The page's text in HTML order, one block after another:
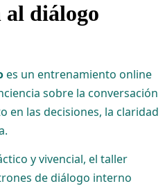
al diálogo
es un entrenamiento online
sobre la conversación
en las decisiones, la claridad
y vivencial, el taller
de diálogo interno